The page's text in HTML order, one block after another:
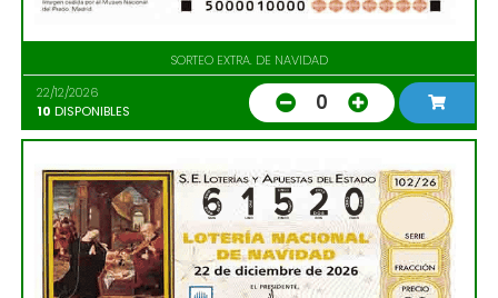
SORTEO EXTRA. DE NAVIDAD
22/12/2026
10 DISPONIBLES 0